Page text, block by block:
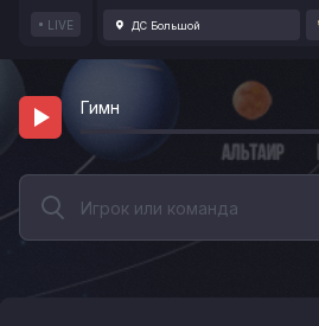
LIVE ДС Большой
Гимн